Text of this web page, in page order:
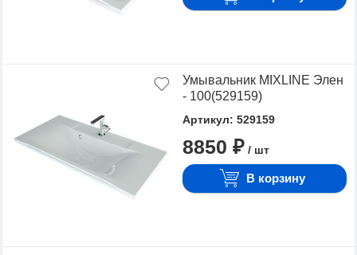
Умывальник MIXLINE Элен
- 100(529159)
Артикул: 529159
8850 ₽ / шт
В корзину